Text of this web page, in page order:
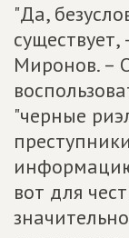
"Да,
Миронов. –
"черные
вот для